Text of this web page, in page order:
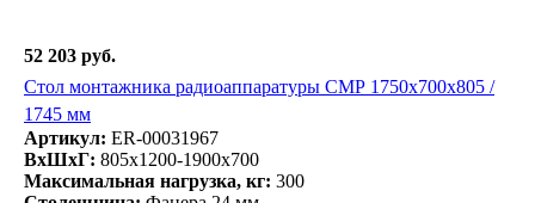
52 203 руб.
Стол монтажника радиоаппаратуры СМР 1750х700х805 /
1745 мм
Артикул: ER-00031967
ВxШxГ: 805x1200-1900x700
Максимальная нагрузка, кг: 300